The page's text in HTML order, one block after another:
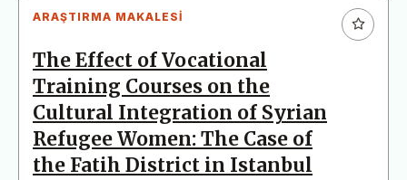
ARAŞTIRMA MAKALESI
The Effect of Vocational
Training Courses on the
Cultural Integration of Syrian
Refugee Women: The Case of
the Fatih District in Istanbul